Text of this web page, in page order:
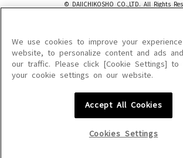
© DAIICHIKOSHO CO.,LTD. All Rights
このサイトに掲載されている一切の文章・画像・写真・動
を問わず、著作権法の定める範囲を超えて無断で複製、転載
を禁じます。
楽曲及びコンテンツは、機種によりご利用いただけない場合
楽曲及びコンテンツの配信日、配信内容が変更になる場合が
We use cookies to improve your
website, to personalize content and ads
our traffic. Please click [Cookie Settings] to
your cookie settings on our website.
Accept All Cookies
Cookies Settings